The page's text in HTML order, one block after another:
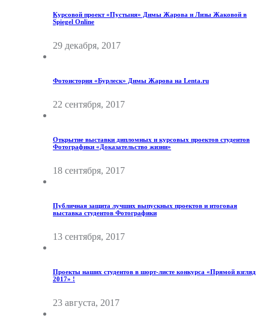
Курсовой проект «Пустыня» Димы Жарова и Лизы Жаковой в
Spiegel Online
29 декабря, 2017
Фотоистория «Бурлеск» Димы Жарова на Lenta.ru
22 сентября, 2017
Открытие выставки дипломных и курсовых проектов студентов
Фотографики «Доказательство жизни»
18 сентября, 2017
Публичная защита лучших выпускных проектов и итоговая
выставка студентов Фотографики
13 сентября, 2017
Проекты наших студентов в шорт-листе конкурса «Прямой взгляд
2017» !
23 августа, 2017